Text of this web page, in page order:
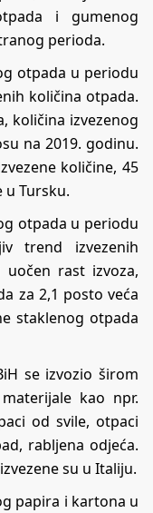
i gumenog
perioda.
otpada u periodu
količina otpada.
količina izvezenog
na 2019. godinu.
količine, 45
u Tursku.
otpada u periodu
trend izvezenih
rast izvoza,
za 2,1 posto veća
staklenog otpada
se izvozio širom
kao npr.
od svile, otpaci
rabljena odjeća.
su u Italiju.
papira i kartona u